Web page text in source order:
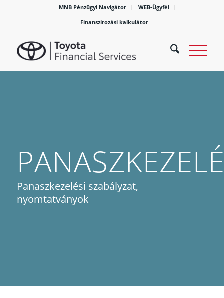
MNB Pénzügyi Navigátor
WEB-Ügyfél
Finanszírozási kalkulátor
Panaszkezelési szabályzat,
nyomtatványok